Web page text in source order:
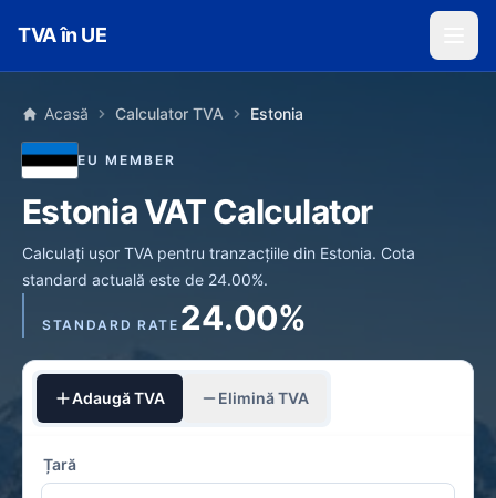
TVA în UE
Acasă Calculator TVA Estonia
EU MEMBER
Estonia VAT Calculator
Calculați ușor TVA pentru tranzacțiile din Estonia. Cota
standard actuală este de 24.00%.
STANDARD RATE 24.00%
Adaugă TVA Elimină TVA
Țară